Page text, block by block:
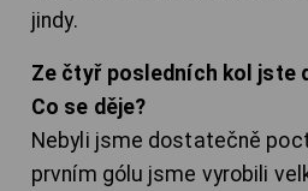
jindy.
Ze čtyř posledních kol jste
Co se děje?
Nebyli jsme dostatečně
prvním gólu jsme vyrobili